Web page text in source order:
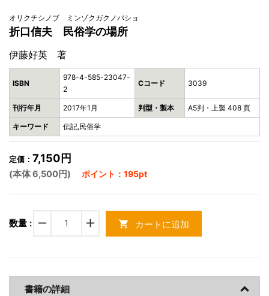
オリクチシノブ ミンゾクガクノバショ
折口信夫 民俗学の場所
伊藤好英 著
ISBN
978-4-585-23047-
2
Cコード 3039
刊行年月 2017年1月 判型・製本 A5判・上製 408 頁
キーワード 伝記,民俗学
定価： 7,150円
(本体 6,500円) ポイント：195pt
数量 : remove add shopping_cart カートに追加
書籍の詳細